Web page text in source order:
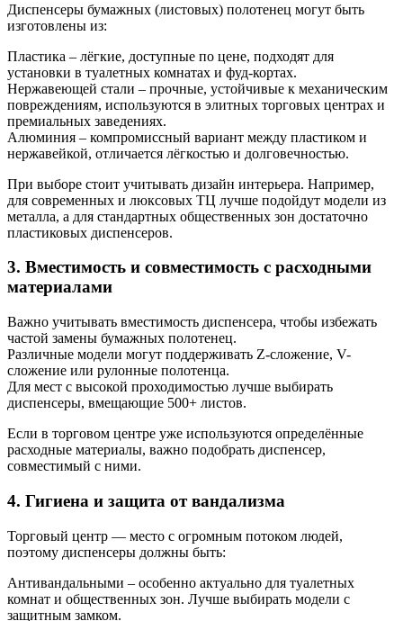
Диспенсеры бумажных (листовых) полотенец могут быть
изготовлены из:
Пластика – лёгкие, доступные по цене, подходят для
установки в туалетных комнатах и фуд-кортах.
Нержавеющей стали – прочные, устойчивые к механическим
повреждениям, используются в элитных торговых центрах и
премиальных заведениях.
Алюминия – компромиссный вариант между пластиком и
нержавейкой, отличается лёгкостью и долговечностью.
При выборе стоит учитывать дизайн интерьера. Например,
для современных и люксовых ТЦ лучше подойдут модели из
металла, а для стандартных общественных зон достаточно
пластиковых диспенсеров.
3. Вместимость и совместимость с расходными
материалами
Важно учитывать вместимость диспенсера, чтобы избежать
частой замены бумажных полотенец.
Различные модели могут поддерживать Z-сложение, V-
сложение или рулонные полотенца.
Для мест с высокой проходимостью лучше выбирать
диспенсеры, вмещающие 500+ листов.
Если в торговом центре уже используются определённые
расходные материалы, важно подобрать диспенсер,
совместимый с ними.
4. Гигиена и защита от вандализма
Торговый центр — место с огромным потоком людей,
поэтому диспенсеры должны быть:
Антивандальными – особенно актуально для туалетных
комнат и общественных зон. Лучше выбирать модели с
защитным замком.